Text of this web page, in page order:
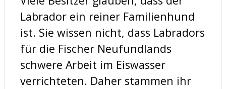
Labrador ein reiner Familienhund
ist. Sie wissen nicht, dass Labradors
für die Fischer Neufundlands
schwere Arbeit im Eiswasser
verrichteten. Daher stammen ihr